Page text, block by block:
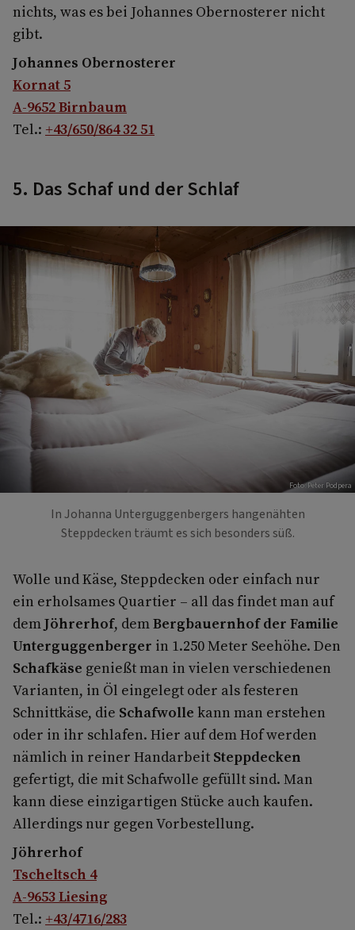
nichts, was es bei Johannes Obernosterer nicht
gibt.
Johannes Obernosterer
Kornat 5
A-9652 Birnbaum
Tel.: +43/650/864 32 51
5. Das Schaf und der Schlaf
Foto: Peter Podpera
In Johanna Unterguggenbergers hangenähten
Steppdecken träumt es sich besonders süß.
Wolle und Käse, Steppdecken oder einfach nur
ein erholsames Quartier – all das findet man auf
demJöhrerhof, demBergbauernhof der Familie
Unterguggenberger in 1.250 Meter Seehöhe. Den
Schafkäse genießt man in vielen verschiedenen
Varianten, in Öl eingelegt oder als festeren
Schnittkäse, die Schafwolle kann man erstehen
oder in ihr schlafen. Hier auf dem Hof werden
nämlich in reiner Handarbeit Steppdecken
gefertigt, die mit Schafwolle gefüllt sind. Man
kann diese einzigartigen Stücke auch kaufen.
Allerdings nur gegen Vorbestellung.
Jöhrerhof
Tscheltsch 4
A-9653 Liesing
Tel.: +43/4716/283